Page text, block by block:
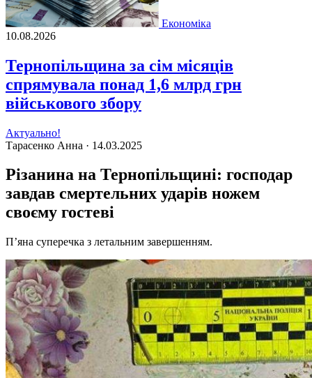
Економіка
10.08.2026
Тернопільщина за сім місяців
спрямувала понад 1,6 млрд грн
військового збору
Актуально!
Тарасенко Анна · 14.03.2025
Різанина на Тернопільщині: господар
завдав смертельних ударів ножем
своєму гостеві
П’яна суперечка з летальним завершенням.